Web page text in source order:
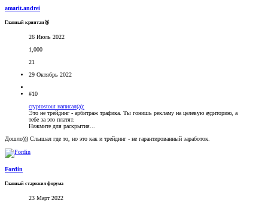
amarit.andrei
Главный криптан🥈
26 Июль 2022
1,000
21
29 Октябрь 2022
#10
cryptostout написал(а):
Это не трейдинг - арбитраж трафика. Ты гонишь рекламу на целевую аудиторию, а
тебе за это платят.
Нажмите для раскрытия...
Дошло))) Слышал где то, но это как и трейдинг - не гарантированный заработок.
Fordin
Главный старожил форума
23 Март 2022